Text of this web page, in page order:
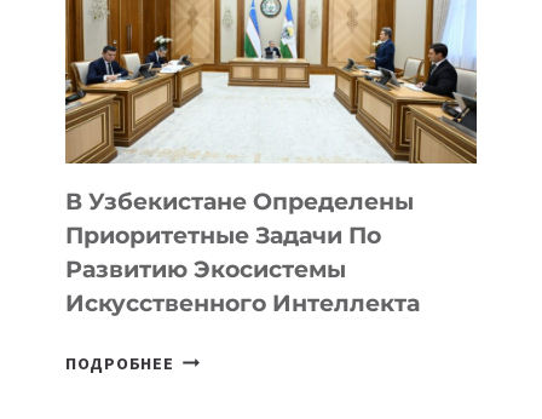
В Узбекистане Определены
Приоритетные Задачи По
Развитию Экосистемы
Искусственного Интеллекта
ПОДРОБНЕЕ В